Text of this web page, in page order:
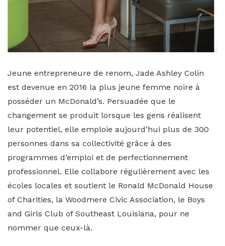
Jeune entrepreneure de renom, Jade Ashley Colin
est devenue en 2016 la plus jeune femme noire à
posséder un McDonald’s. Persuadée que le
changement se produit lorsque les gens réalisent
leur potentiel, elle emploie aujourd’hui plus de 300
personnes dans sa collectivité grâce à des
programmes d’emploi et de perfectionnement
professionnel. Elle collabore régulièrement avec les
écoles locales et soutient le Ronald McDonald House
of Charities, la Woodmere Civic Association, le Boys
and Girls Club of Southeast Louisiana, pour ne
nommer que ceux-là.